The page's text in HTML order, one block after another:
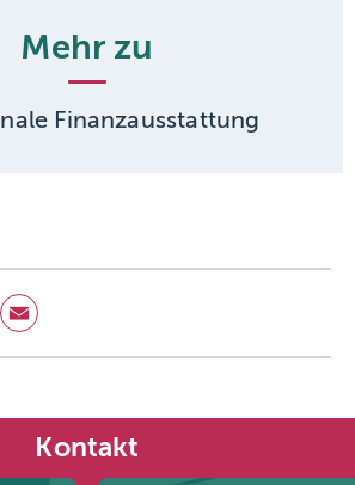
Mehr zu
Finanzausstattung
E-Mail
Kontakt